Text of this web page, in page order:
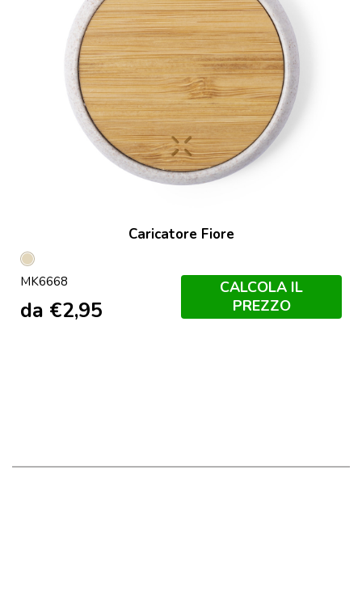
Caricatore Fiore
Naturale
MK6668
da €2,95
CALCOLA IL
PREZZO